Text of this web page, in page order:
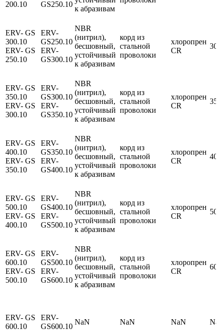
200.10 GS250.10
к абразивам
ERV- GS
300.10
ERV- GS
250.10
ERV-
GS250.10
ERV-
GS300.10
NBR
(нитрил),
бесшовный,
устойчивый
к абразивам
корд из
стальной
проволоки
хлоропрен
CR
ERV- GS
350.10
ERV- GS
300.10
ERV-
GS300.10
ERV-
GS350.10
NBR
(нитрил),
бесшовный,
устойчивый
к абразивам
корд из
стальной
проволоки
хлоропрен
CR
ERV- GS
400.10
ERV- GS
350.10
ERV-
GS350.10
ERV-
GS400.10
NBR
(нитрил),
бесшовный,
устойчивый
к абразивам
корд из
стальной
проволоки
хлоропрен
CR
ERV- GS
500.10
ERV- GS
400.10
ERV-
GS400.10
ERV-
GS500.10
NBR
(нитрил),
бесшовный,
устойчивый
к абразивам
корд из
стальной
проволоки
хлоропрен
CR
ERV- GS
600.10
ERV- GS
500.10
ERV-
GS500.10
ERV-
GS600.10
NBR
(нитрил),
бесшовный,
устойчивый
к абразивам
корд из
стальной
проволоки
хлоропрен
CR
ERV- GS
600.10
ERV-
GS600.10
NaN NaN NaN